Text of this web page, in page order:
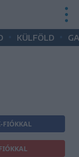
KÜLFÖLD
FIÓKKAL